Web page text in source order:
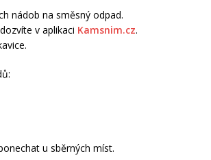
nádob na směsný odpad.
v aplikaci Kamsnim.cz.
u sběrných míst.